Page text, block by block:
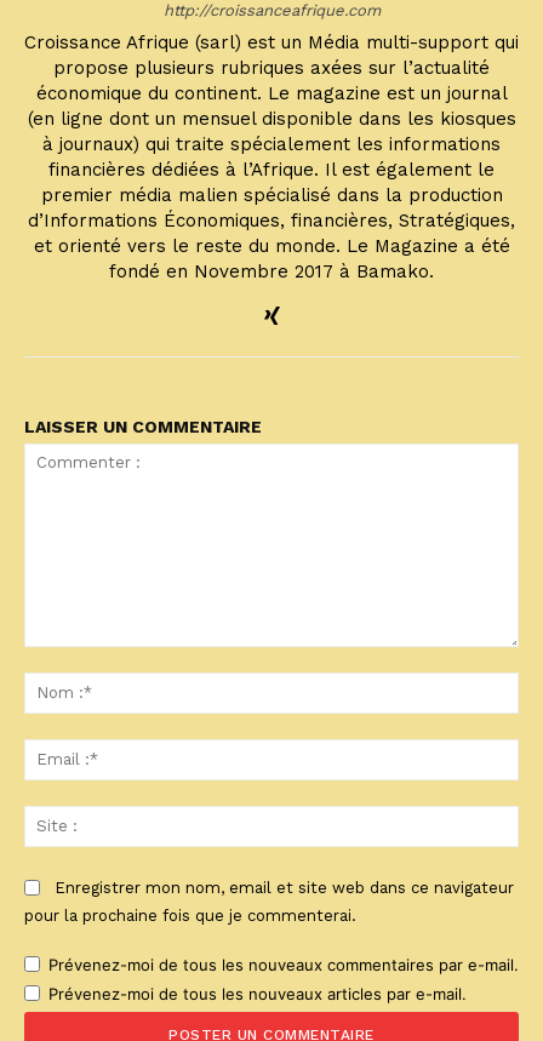
http://croissanceafrique.com
Croissance Afrique (sarl) est un Média multi-support qui
propose plusieurs rubriques axées sur l’actualité
économique du continent. Le magazine est un journal
(en ligne dont un mensuel disponible dans les kiosques
à journaux) qui traite spécialement les informations
financières dédiées à l’Afrique. Il est également le
premier média malien spécialisé dans la production
d’Informations Économiques, financières, Stratégiques,
et orienté vers le reste du monde. Le Magazine a été
fondé en Novembre 2017 à Bamako.
LAISSER UN COMMENTAIRE
:*
:*
:
Enregistrer mon nom, email et site web dans ce navigateur
pour la prochaine fois que je commenterai.
Prévenez-moi de tous les nouveaux commentaires par e-mail.
Prévenez-moi de tous les nouveaux articles par e-mail.